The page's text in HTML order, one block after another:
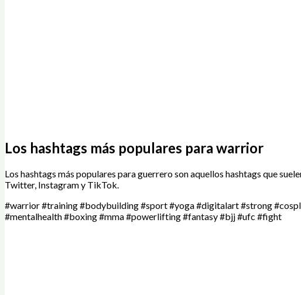
Los hashtags más populares para warrior
Los hashtags más populares para guerrero son aquellos hashtags que
Twitter, Instagram y TikTok.
#warrior #training #bodybuilding #sport #yoga #digitalart #strong
#mentalhealth #boxing #mma #powerlifting #fantasy #bjj #ufc #fight